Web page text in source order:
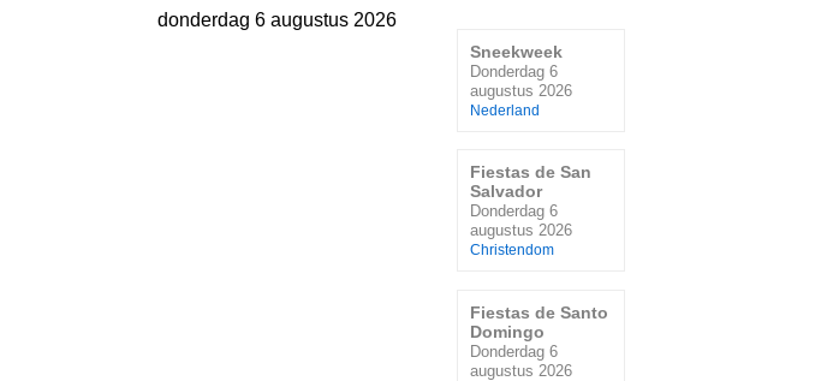
donderdag 6 augustus 2026
Sneekweek
Donderdag 6
augustus 2026
Nederland
Fiestas de San
Salvador
Donderdag 6
augustus 2026
Christendom
Fiestas de Santo
Domingo
Donderdag 6
augustus 2026